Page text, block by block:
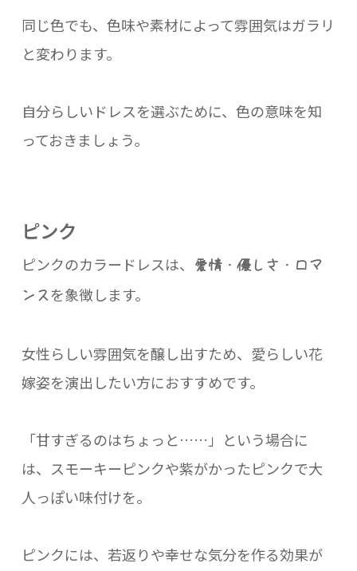
同じ色でも、色味や素材によって雰囲気はガラリ
と変わります。
自分らしいドレスを選ぶために、色の意味を知
っておきましょう。
ピンク
ピンクのカラードレスは、 愛情・優しさ・ロマ
ンス を象徴します。
女性らしい雰囲気を醸し出すため、愛らしい花
嫁姿を演出したい方におすすめです。
「甘すぎるのはちょっと……」という場合に
は、スモーキーピンクや紫がかったピンクで大
人っぽい味付けを。
ピンクには、若返りや幸せな気分を作る効果が